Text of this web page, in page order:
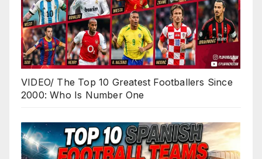
VIDEO/ The Top 10 Greatest Footballers Since
2000: Who Is Number One